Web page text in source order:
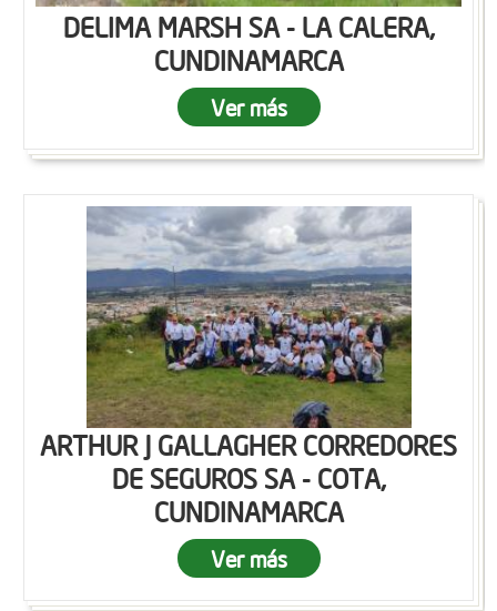
DELIMA MARSH SA - LA CALERA,
CUNDINAMARCA
Ver más
ARTHUR J GALLAGHER CORREDORES
DE SEGUROS SA - COTA,
CUNDINAMARCA
Ver más